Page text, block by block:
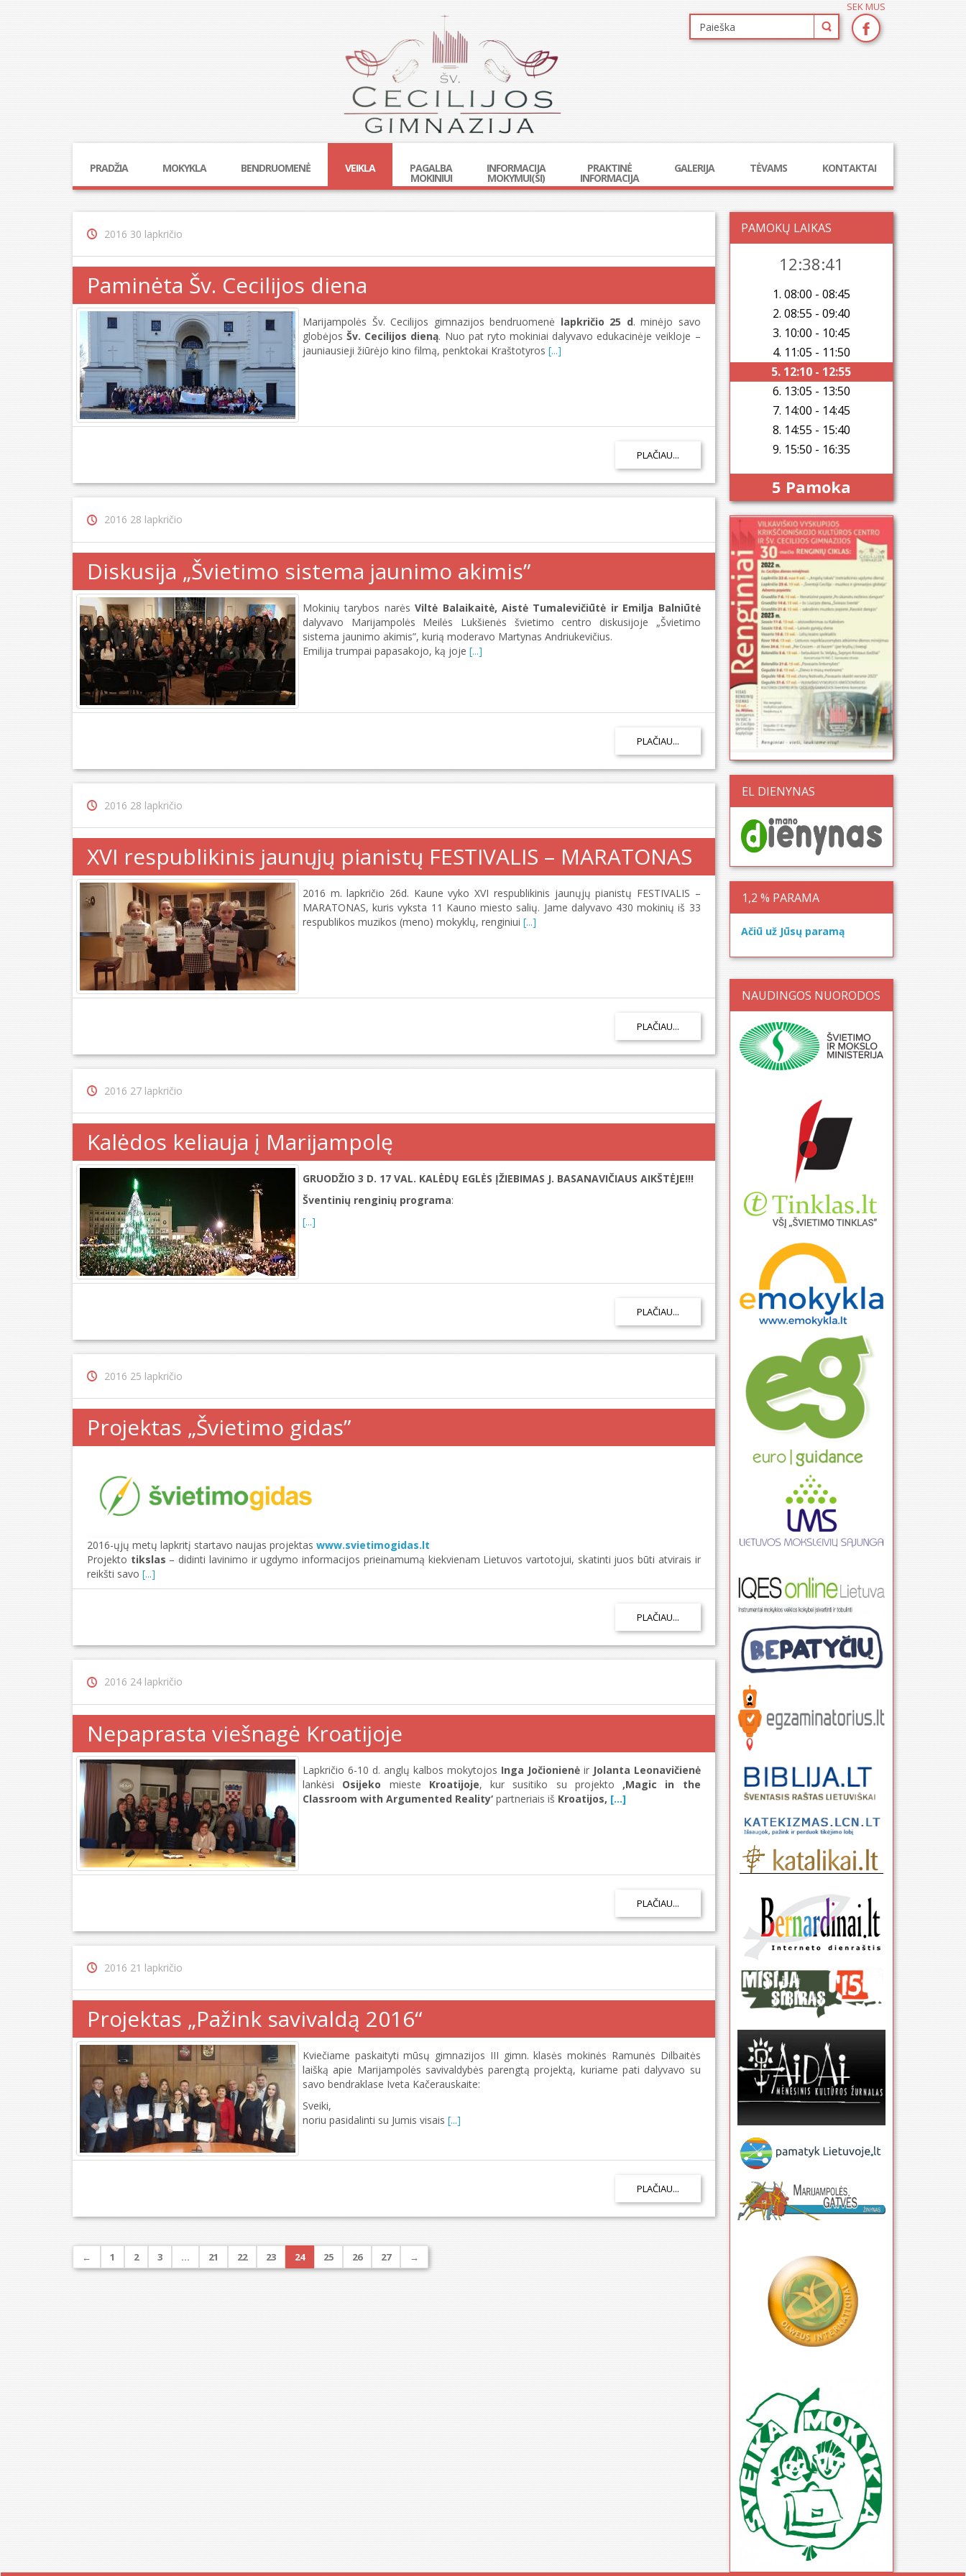
SEK MUS
PRADŽIA MOKYKLA BENDRUOMENĖ VEIKLA PAGALBA
MOKINIUI
INFORMACIJA
MOKYMUI(SI)
PRAKTINĖ
INFORMACIJA
GALERIJA TĖVAMS KONTAKTAI
2016 30 lapkričio
Paminėta Šv. Cecilijos diena
Marijampolės Šv. Cecilijos gimnazijos bendruomenė lapkričio 25 d. minėjo savo
globėjosŠv. Cecilijos dieną. Nuo pat ryto mokiniai dalyvavo edukacinėje veikloje –
jauniausieji žiūrėjo kino filmą, penktokai Kraštotyros [...]
PLAČIAU...
2016 28 lapkričio
Diskusija „Švietimo sistema jaunimo akimis”
Mokinių tarybos narėsViltė Balaikaitė, Aistė Tumalevičiūtė ir Emilja Balniūtė
dalyvavo Marijampolės Meilės Lukšienės švietimo centro diskusijoje „Švietimo
sistema jaunimo akimis”, kurią moderavo Martynas Andriukevičius.
Emilija trumpai papasakojo, ką joje [...]
PLAČIAU...
2016 28 lapkričio
XVI respublikinis jaunųjų pianistų FESTIVALIS – MARATONAS
2016 m. lapkričio 26d. Kaune vyko XVI respublikinis jaunųjų pianistų FESTIVALIS –
MARATONAS, kuris vyksta 11 Kauno miesto salių. Jame dalyvavo 430 mokinių iš 33
respublikos muzikos (meno) mokyklų, renginiui [...]
PLAČIAU...
2016 27 lapkričio
Kalėdos keliauja į Marijampolę
GRUODŽIO 3 D. 17 VAL. KALĖDŲ EGLĖS ĮŽIEBIMAS J. BASANAVIČIAUS AIKŠTĖJE!!!
Šventinių renginių programa:
[...]
PLAČIAU...
2016 25 lapkričio
Projektas „Švietimo gidas”
2016-ųjų metų lapkritį startavo naujas projektas www.svietimogidas.lt
Projekto tikslas – didinti lavinimo ir ugdymo informacijos prieinamumą kiekvienam Lietuvos vartotojui, skatinti juos būti atvirais ir
reikšti savo [...]
PLAČIAU...
2016 24 lapkričio
Nepaprasta viešnagė Kroatijoje
Lapkričio 6-10 d. anglų kalbos mokytojos Inga Jočionienėir Jolanta Leonavičienė
lankėsi Osijeko mieste Kroatijoje, kur susitiko su projekto ‚Magic in the
Classroom with Argumented Reality‘ partneriais iš Kroatijos, [...]
PLAČIAU...
2016 21 lapkričio
Projektas „Pažink savivaldą 2016“
Kviečiame paskaityti mūsų gimnazijos III gimn. klasės mokinės Ramunės Dilbaitės
laišką apie Marijampolės savivaldybės parengtą projektą, kuriame pati dalyvavo su
savo bendraklase Iveta Kačerauskaite:
Sveiki,
noriu pasidalinti su Jumis visais [...]
PLAČIAU...
← 1 2 3 … 21 22 23 24 25 26 27 →
PAMOKŲ LAIKAS
12:38:42
1. 08:00 - 08:45
2. 08:55 - 09:40
3. 10:00 - 10:45
4. 11:05 - 11:50
5. 12:10 - 12:55
6. 13:05 - 13:50
7. 14:00 - 14:45
8. 14:55 - 15:40
9. 15:50 - 16:35
5 Pamoka
EL DIENYNAS
1,2 % PARAMA
Ačiū už Jūsų paramą
NAUDINGOS NUORODOS